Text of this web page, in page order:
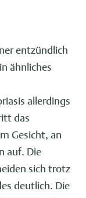
entzündlich
ähnliches
allerdings
das
Gesicht, an
auf. Die
sich trotz
deutlich. Die